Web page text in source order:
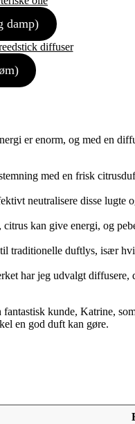
damp)
er enorm, og med en
med en frisk
neutralisere disse lugte
kan give energi, og
duftlys, især
har jeg udvalgt diffusere,
kunde, Katrine,
en god duft kan gøre.